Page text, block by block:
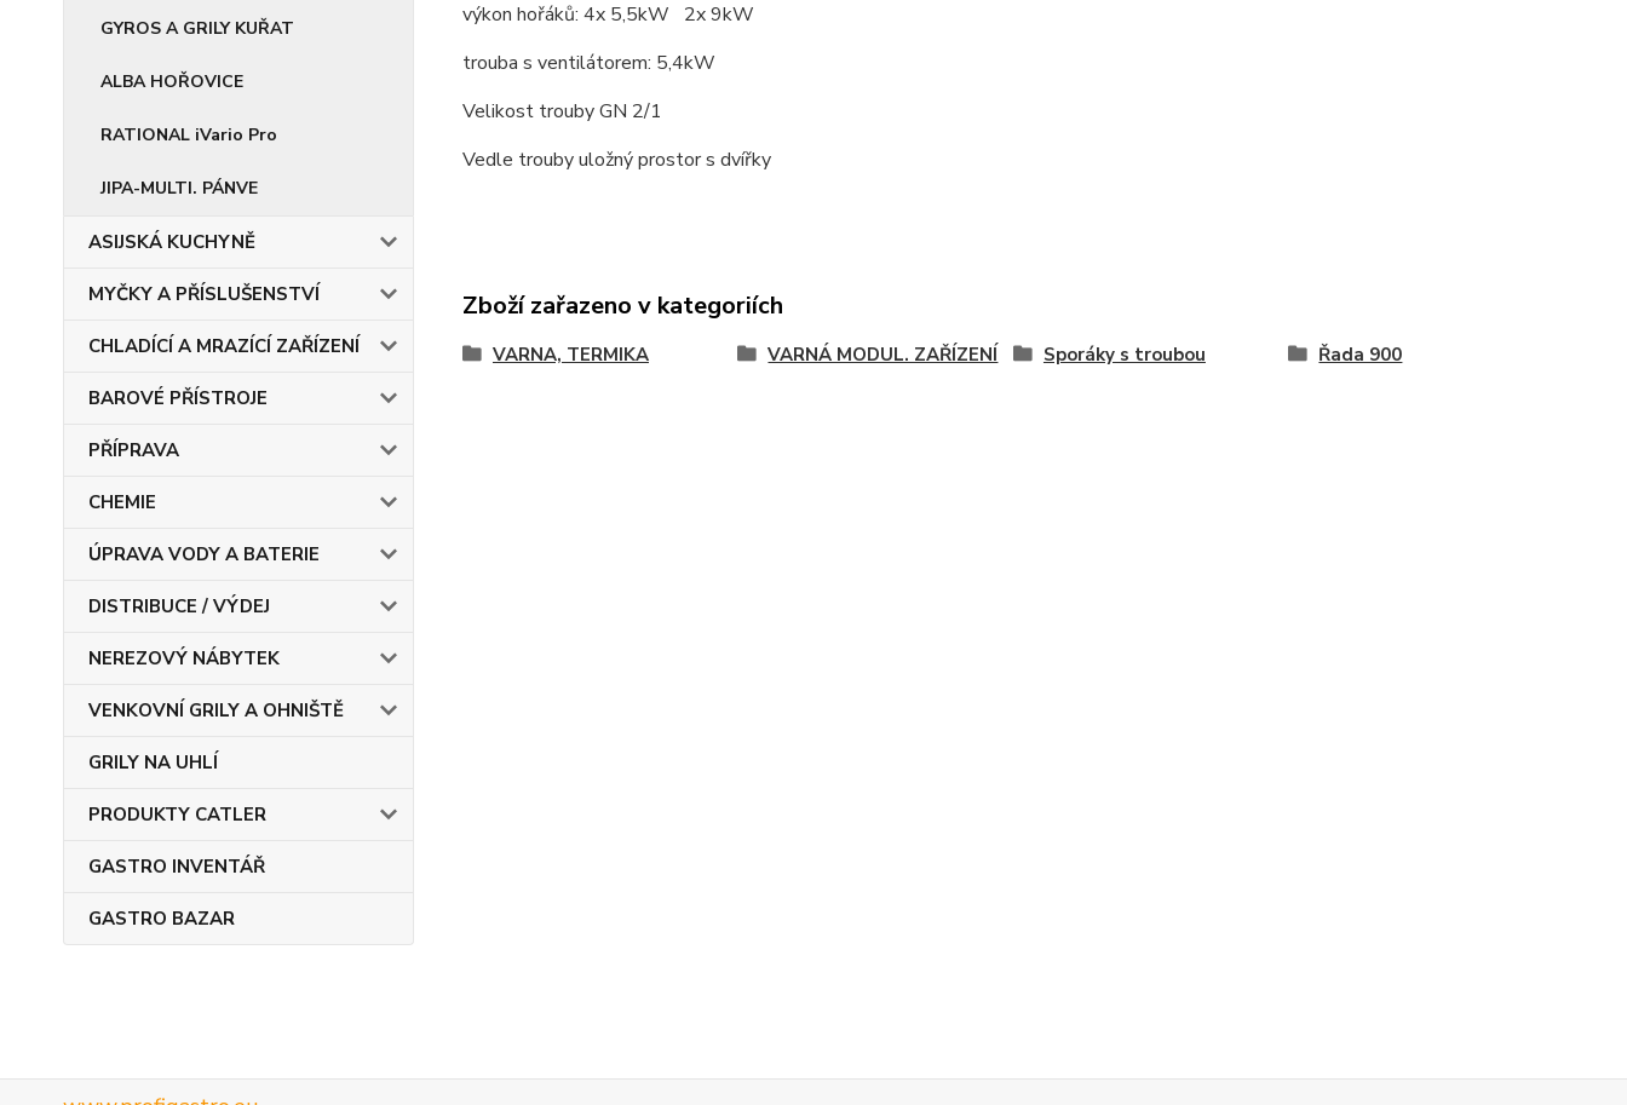
GYROS A GRILY KUŘAT
ALBA HOŘOVICE
RATIONAL iVario Pro
JIPA-MULTI. PÁNVE
ASIJSKÁ KUCHYNĚ
MYČKY A PŘÍSLUŠENSTVÍ
CHLADÍCÍ A MRAZÍCÍ ZAŘÍZENÍ
BAROVÉ PŘÍSTROJE
PŘÍPRAVA
CHEMIE
ÚPRAVA VODY A BATERIE
DISTRIBUCE / VÝDEJ
NEREZOVÝ NÁBYTEK
VENKOVNÍ GRILY A OHNIŠTĚ
GRILY NA UHLÍ
PRODUKTY CATLER
GASTRO INVENTÁŘ
GASTRO BAZAR
výkon hořáků: 4x 5,5kW 2x 9kW
trouba s ventilátorem: 5,4kW
Velikost trouby GN 2/1
Vedle trouby uložný prostor s dvířky
Zboží zařazeno v kategoriích
VARNA, TERMIKA VARNÁ MODUL. ZAŘÍZENÍ Sporáky s troubou Řada 900